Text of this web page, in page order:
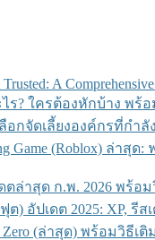
A
ร? ใครต้องหักบ้าง พร้
อกจัดเลี้ยงองค์กรที่กำลั
Game (Roblox) ล่าสุด:
ดตล่าสุด ก.พ. 2026 พร้อ
) อัปเดต 2025: XP, รีส
Zero (ล่าสุด) พร้อมวิธีเ